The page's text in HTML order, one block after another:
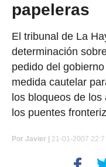
papeleras
El tribunal de La
determinación
pedido del
medida cautelar
los bloqueos de
los puentes
Por Javier | 21-01-2007 22:7